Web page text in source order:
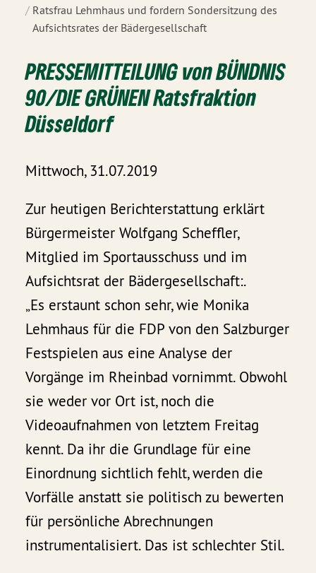
Ratsfrau Lehmhaus und fordern Sondersitzung des
Aufsichtsrates der Bädergesellschaft
PRESSEMITTEILUNG von BÜNDNIS
90/DIE GRÜNEN Ratsfraktion
Düsseldorf
Mittwoch, 31.07.2019
Zur heutigen Berichterstattung erklärt
Bürgermeister Wolfgang Scheffler,
Mitglied im Sportausschuss und im
Aufsichtsrat der Bädergesellschaft:.
„Es erstaunt schon sehr, wie Monika
Lehmhaus für die FDP von den Salzburger
Festspielen aus eine Analyse der
Vorgänge im Rheinbad vornimmt. Obwohl
sie weder vor Ort ist, noch die
Videoaufnahmen von letztem Freitag
kennt. Da ihr die Grundlage für eine
Einordnung sichtlich fehlt, werden die
Vorfälle anstatt sie politisch zu bewerten
für persönliche Abrechnungen
instrumentalisiert. Das ist schlechter Stil.